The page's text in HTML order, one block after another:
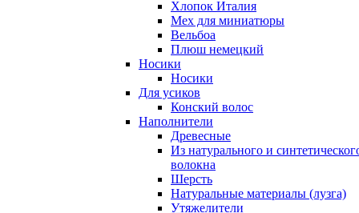
Хлопок Италия
Мех для миниатюры
Вельбоа
Плюш немецкий
Носики
Носики
Для усиков
Конский волос
Наполнители
Древесные
Из натурального и
волокна
Шерсть
Натуральные материалы (лузга)
Утяжелители